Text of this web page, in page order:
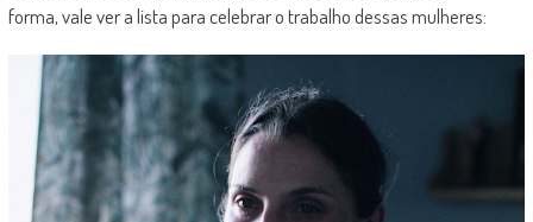
forma, vale ver a lista para celebrar o trabalho dessas mulheres: